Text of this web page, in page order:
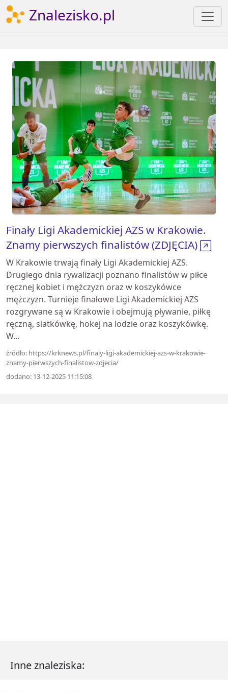
Znalezisko.pl
Finały Ligi Akademickiej AZS w Krakowie.
Znamy pierwszych finalistów (ZDJĘCIA)
W Krakowie trwają finały Ligi Akademickiej AZS.
Drugiego dnia rywalizacji poznano finalistów w piłce
ręcznej kobiet i mężczyzn oraz w koszykówce
mężczyzn. Turnieje finałowe Ligi Akademickiej AZS
rozgrywane są w Krakowie i obejmują pływanie, piłkę
ręczną, siatkówkę, hokej na lodzie oraz koszykówkę.
W...
źródło: https://krknews.pl/finaly-ligi-akademickiej-azs-w-krakowie-
znamy-pierwszych-finalistow-zdjecia/
dodano: 13-12-2025 11:15:08
Inne znaleziska: